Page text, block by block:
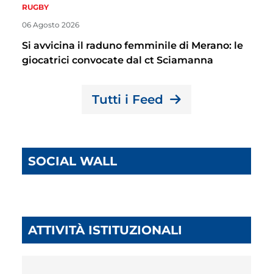
RUGBY
06 Agosto 2026
Si avvicina il raduno femminile di Merano: le
giocatrici convocate dal ct Sciamanna
Tutti i Feed
SOCIAL WALL
ATTIVITÀ ISTITUZIONALI